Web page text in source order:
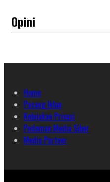
Opini
Home
Pasang Iklan
Kebijakan Privasi
Pedoman Media Siber
Media Partner